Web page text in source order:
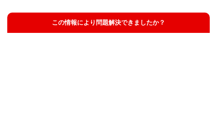
この情報により問題解決できましたか？